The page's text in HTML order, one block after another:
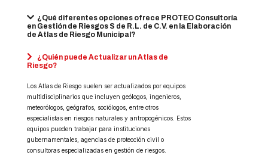
¿Qué diferentes opciones ofrece PROTEO Consultoría
en Gestión de Riesgos S de R.L. de C.V. en la Elaboración
de Atlas de Riesgo Municipal?
¿Quién puede Actualizar un Atlas de
Riesgo?
Los Atlas de Riesgo suelen ser actualizados por equipos
multidisciplinarios que incluyen geólogos, ingenieros,
meteorólogos, geógrafos, sociólogos, entre otros
especialistas en riesgos naturales y antropogénicos. Estos
equipos pueden trabajar para instituciones
gubernamentales, agencias de protección civil o
consultoras especializadas en gestión de riesgos.